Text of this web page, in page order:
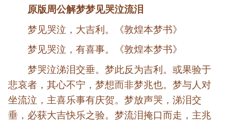
原版周公解梦梦见哭泣流泪
梦见哭泣，大吉利。《敦煌本梦书》
梦见哭泣，有喜事。《敦煌本梦书》
梦哭泣涕泪交垂。梦此反为吉利。或果验于
悲哀者，其心不宁，梦想而非梦兆也。梦与人对
坐流泣，主喜乐事有庆贺。梦放声哭，涕泪交
垂，必获大吉快乐之验。梦流泪掩口而走，主兆